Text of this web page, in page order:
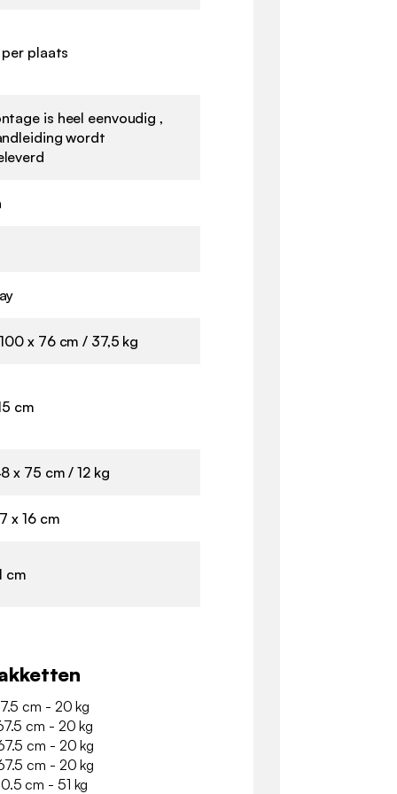
per plaats
is heel eenvoudig ,
wordt
x 76 cm / 37,5 kg
cm
x 75 cm / 12 kg
x 16 cm
cm
cm - 20 kg
cm - 20 kg
cm - 20 kg
cm - 20 kg
cm - 51 kg